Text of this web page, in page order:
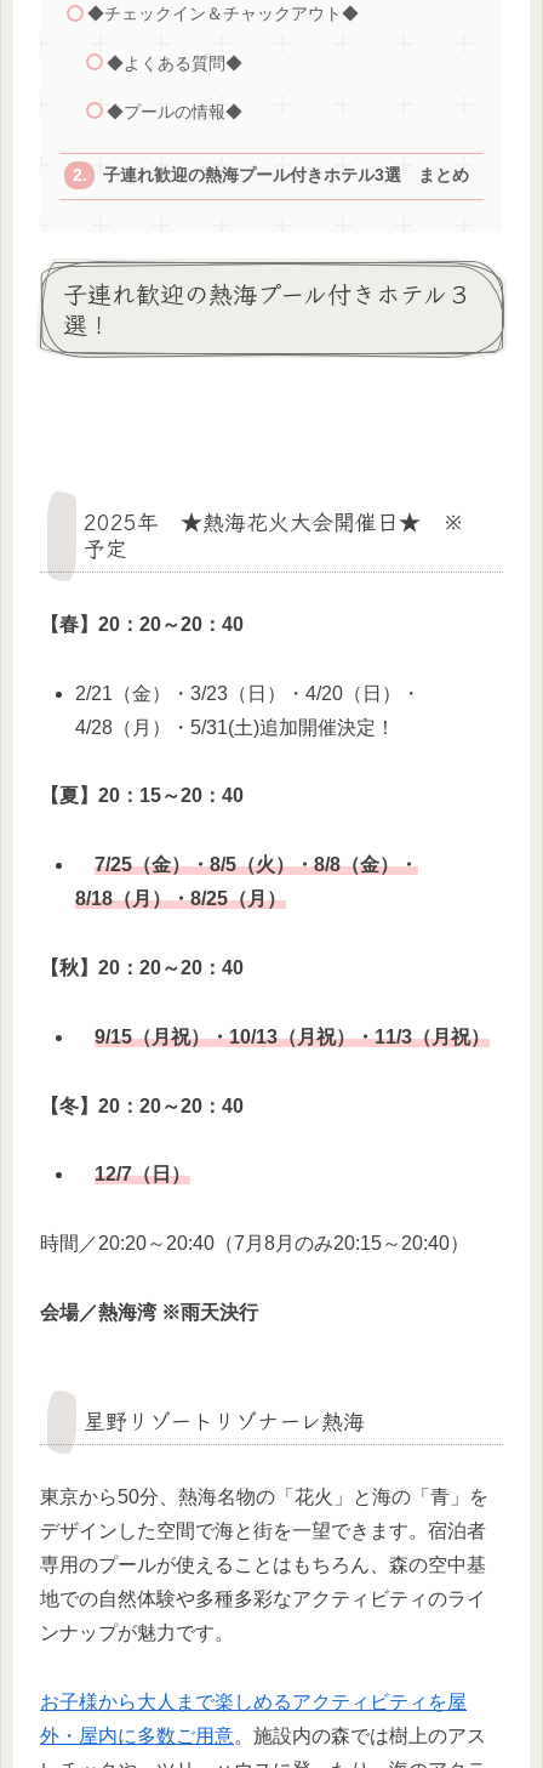
◆チェックイン＆チャックアウト◆
◆よくある質問◆
◆プールの情報◆
子連れ歓迎の熱海プール付きホテル3選 まとめ
子連れ歓迎の熱海プール付きホテル３
選！
2025年 ★熱海花火大会開催日★ ※
予定
【春】20：20～20：40
2/21（金）・3/23（日）・4/20（日）・
4/28（月）・5/31(土)追加開催決定！
【夏】20：15～20：40
7/25（金）・8/5（火）・8/8（金）・
8/18（月）・8/25（月）
【秋】20：20～20：40
9/15（月祝）・10/13（月祝）・11/3（月祝）
【冬】20：20～20：40
12/7（日）
時間／20:20～20:40（7月8月のみ20:15～20:40）
会場／熱海湾 ※雨天決行
星野リゾートリゾナーレ熱海
東京から50分、熱海名物の「花火」と海の「青」を
デザインした空間で海と街を一望できます。宿泊者
専用のプールが使えることはもちろん、森の空中基
地での自然体験や多種多彩なアクティビティのライ
ンナップが魅力です。
お子様から大人まで楽しめるアクティビティを屋
外・屋内に多数ご用意。施設内の森では樹上のアス